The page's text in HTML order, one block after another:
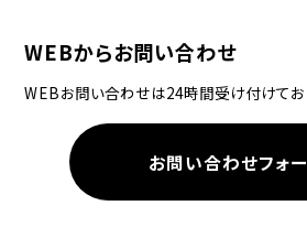
WEBからお問い合わせ
WEBお問い合わせは24時間受け付けてお
お問い合わせフォ